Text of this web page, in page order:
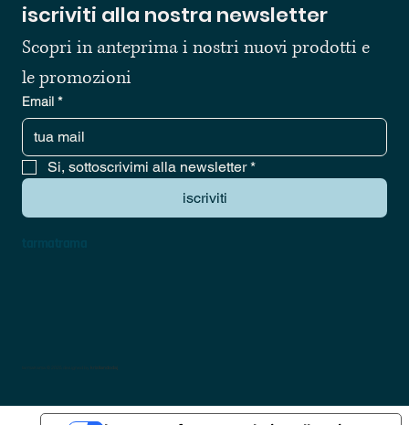
iscriviti alla nostra newsletter
Scopri in anteprima i nostri nuovi prodotti e
le promozioni
Email *
Si, sottoscrivimi alla newsletter *
iscriviti
kristiandodaj